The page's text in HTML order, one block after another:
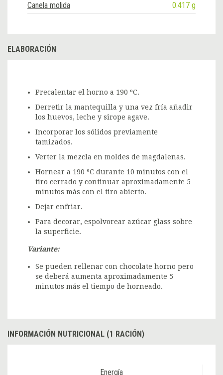
Canela molida
0.417 g
ELABORACIÓN
Precalentar el horno a 190 ºC.
Derretir la mantequilla y una vez fría añadir
los huevos, leche y sirope agave.
Incorporar los sólidos previamente
tamizados.
Verter la mezcla en moldes de magdalenas.
Hornear a 190 ºC durante 10 minutos con el
tiro cerrado y continuar aproximadamente 5
minutos más con el tiro abierto.
Dejar enfriar.
Para decorar, espolvorear azúcar glass sobre
la superficie.
Variante:
Se pueden rellenar con chocolate horno pero
se deberá aumenta aproximadamente 5
minutos más el tiempo de horneado.
INFORMACIÓN NUTRICIONAL (1 RACIÓN)
Energía